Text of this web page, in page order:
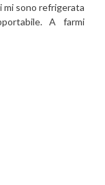
mi sono refrigerata
A farmi